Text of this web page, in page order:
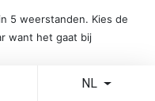
NL
5 weerstanden. Kies de
want het gaat bij